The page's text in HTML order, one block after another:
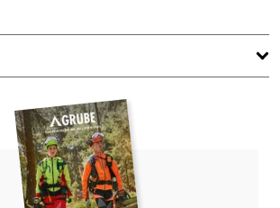
Germany, www.schwegler-natur.de
Produkttyp
Nisthöhle
32
Breite (außen)
17 cm